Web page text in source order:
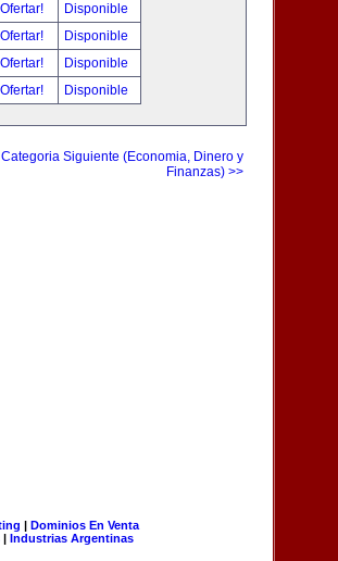
Ofertar!
Disponible
Ofertar!
Disponible
Ofertar!
Disponible
Ofertar! Disponible
Categoria Siguiente (Economia, Dinero y
Finanzas) >>
| Dominios En Venta
| Industrias Argentinas